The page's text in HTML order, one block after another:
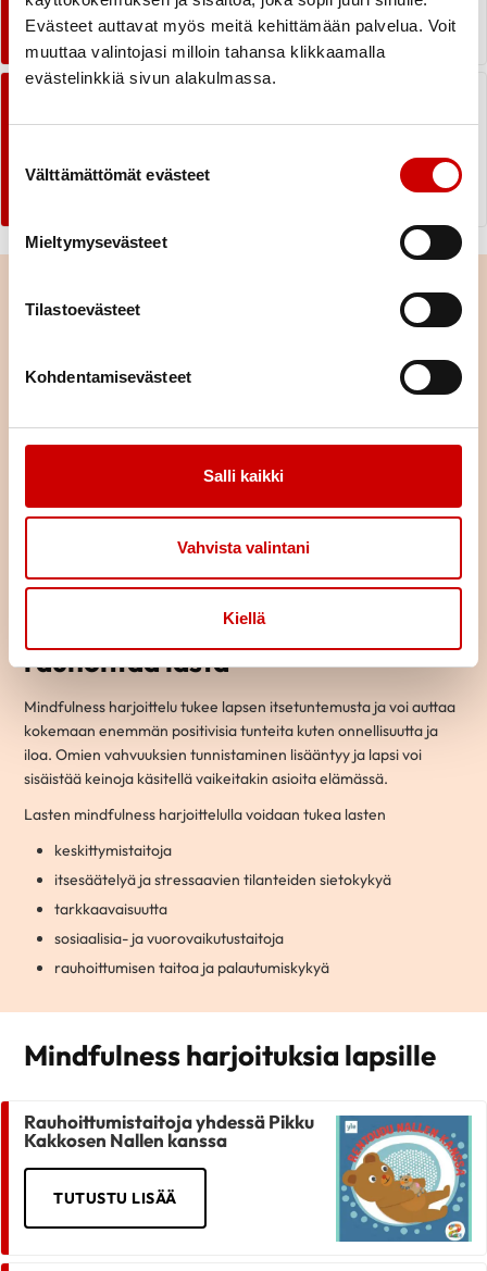
Evästeet auttavat myös meitä kehittämään palvelua. Voit
muuttaa valintojasi milloin tahansa klikkaamalla
evästelinkkiä sivun alakulmassa.
Välttämättömät evästeet
Mieltymysevästeet
Tilastoevästeet
Kohdentamisevästeet
Salli kaikki
Vahvista valintani
Kiellä
KOKEILE TÄSTÄ
LYSSNA OCH LÄSA MERA
Tietoisuustaitojen harjoittelu
rauhoittaa lasta
Mindfulness harjoittelu tukee lapsen itsetuntemusta ja voi auttaa
kokemaan enemmän positivisia tunteita kuten onnellisuutta ja
iloa. Omien vahvuuksien tunnistaminen lisääntyy ja lapsi voi
sisäistää keinoja käsitellä vaikeitakin asioita elämässä.
Lasten mindfulness harjoittelulla voidaan tukea lasten
keskittymistaitoja
itsesäätelyä ja stressaavien tilanteiden sietokykyä
tarkkaavaisuutta
sosiaalisia- ja vuorovaikutustaitoja
rauhoittumisen taitoa ja palautumiskykyä
Mindfulness harjoituksia lapsille
Rauhoittumistaitoja yhdessä Pikku
Kakkosen Nallen kanssa
TUTUSTU LISÄÄ